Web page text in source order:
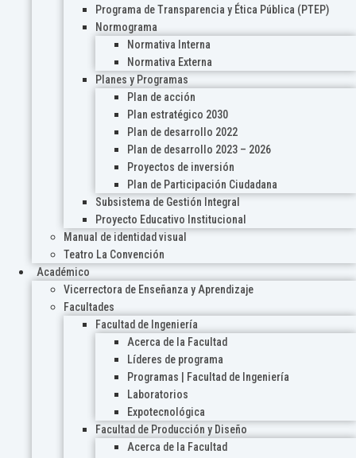
Programa de Transparencia y Ética Pública (PTEP)
Normograma
Normativa Interna
Normativa Externa
Planes y Programas
Plan de acción
Plan estratégico 2030
Plan de desarrollo 2022
Plan de desarrollo 2023 – 2026
Proyectos de inversión
Plan de Participación Ciudadana
Subsistema de Gestión Integral
Proyecto Educativo Institucional
Manual de identidad visual
Teatro La Convención
Académico
Vicerrectora de Enseñanza y Aprendizaje
Facultades
Facultad de Ingeniería
Acerca de la Facultad
Líderes de programa
Programas | Facultad de Ingeniería
Laboratorios
Expotecnológica
Facultad de Producción y Diseño
Acerca de la Facultad